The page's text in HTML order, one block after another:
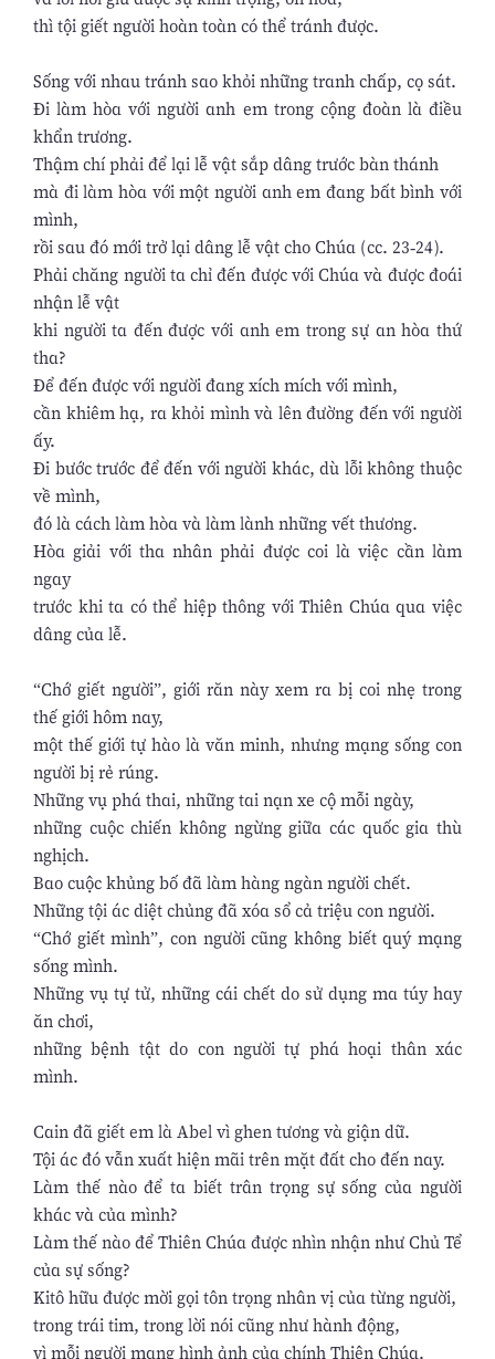
thì tội giết người hoàn toàn có thể tránh được.
Sống với nhau tránh sao khỏi những tranh chấp, cọ sát.
Đi làm hòa với người anh em trong cộng đoàn là điều
khẩn trương.
Thậm chí phải để lại lễ vật sắp dâng trước bàn thánh
mà đi làm hòa với một người anh em đang bất bình với
mình,
rồi sau đó mới trở lại dâng lễ vật cho Chúa (cc. 23-24).
Phải chăng người ta chỉ đến được với Chúa và được đoái
nhận lễ vật
khi người ta đến được với anh em trong sự an hòa thứ
tha?
Để đến được với người đang xích mích với mình,
cần khiêm hạ, ra khỏi mình và lên đường đến với người
ấy.
Đi bước trước để đến với người khác, dù lỗi không thuộc
về mình,
đó là cách làm hòa và làm lành những vết thương.
Hòa giải với tha nhân phải được coi là việc cần làm
ngay
trước khi ta có thể hiệp thông với Thiên Chúa qua việc
dâng của lễ.
“Chớ giết người”, giới răn này xem ra bị coi nhẹ trong
thế giới hôm nay,
một thế giới tự hào là văn minh, nhưng mạng sống con
người bị rẻ rúng.
Những vụ phá thai, những tai nạn xe cộ mỗi ngày,
những cuộc chiến không ngừng giữa các quốc gia thù
nghịch.
Bao cuộc khủng bố đã làm hàng ngàn người chết.
Những tội ác diệt chủng đã xóa sổ cả triệu con người.
“Chớ giết mình”, con người cũng không biết quý mạng
sống mình.
Những vụ tự tử, những cái chết do sử dụng ma túy hay
ăn chơi,
những bệnh tật do con người tự phá hoại thân xác
mình.
Cain đã giết em là Abel vì ghen tương và giận dữ.
Tội ác đó vẫn xuất hiện mãi trên mặt đất cho đến nay.
Làm thế nào để ta biết trân trọng sự sống của người
khác và của mình?
Làm thế nào để Thiên Chúa được nhìn nhận như Chủ Tể
của sự sống?
Kitô hữu được mời gọi tôn trọng nhân vị của từng người,
trong trái tim, trong lời nói cũng như hành động,
vì mỗi người mang hình ảnh của chính Thiên Chúa.